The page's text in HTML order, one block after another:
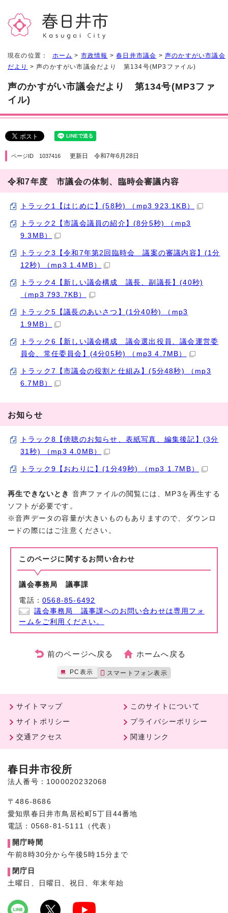
現在の位置： ホーム > 市政情報 >春日井市議会 >声のかすがい市議会
だより
> 声のかすがい市議会だより 第134号(MP3ファイル)
声のかすがい市議会だより 第134号(MP3ファ
イル)
ページID 1037416 更新日 令和7年6月28日
令和7年度 市議会の体制、臨時会審議内容
トラック1【はじめに】(58秒) （mp3 923.1KB）
トラック2【市議会議員の紹介】(8分5秒) （mp3
9.3MB）
トラック3【令和7年第2回臨時会 議案の審議内容】(1分
12秒) （mp3 1.4MB）
トラック4【新しい議会構成 議長、副議長】(40秒)
（mp3 793.7KB）
トラック5【議長のあいさつ】(1分40秒) （mp3
1.9MB）
トラック6【新しい議会構成 議会選出役員、議会運営委
員会、常任委員会】(4分05秒) （mp3 4.7MB）
トラック7【市議会の役割と仕組み】(5分48秒) （mp3
6.7MB）
お知らせ
トラック8【傍聴のお知らせ、表紙写真、編集後記】(3分
31秒) （mp3 4.0MB）
トラック9【おわりに】(1分49秒) （mp3 1.7MB）
再生できないとき 音声ファイルの閲覧には、MP3を再生する
ソフトが必要です。
※音声データの容量が大きいものもありますので、ダウンロ
ードの際にはご注意ください。
このページに関する お問い合わせ
議会事務局 議事課
電話：0568-85-6492
議会事務局 議事課へのお問い合わせは専用フォ
ームをご利用ください。
前のページへ戻る ホームへ戻る
PC表示 スマートフォン表示
サイトマップ
このサイトについて
サイトポリシー
プライバシーポリシー
交通アクセス
関連リンク
春日井市役所
法人番号：1000020232068
〒486-8686
愛知県春日井市鳥居松町5丁目44番地
電話：0568-81-5111（代表）
開庁時間
午前8時30分から午後5時15分まで
閉庁日
土曜日、日曜日、祝日、年末年始